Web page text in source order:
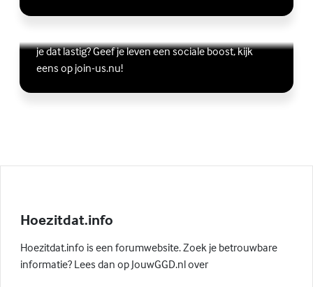
Vriendschap
je dat lastig? Geef je leven een sociale boost, kijk
eens op join-us.nu!
Lees meer over Vriendschap
(Externe link)
Hoezitdat.info
Hoezitdat.info is een forumwebsite. Zoek je betrouwbare
informatie? Lees dan op JouwGGD.nl over